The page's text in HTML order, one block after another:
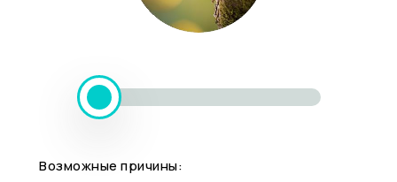
Возможные причины: